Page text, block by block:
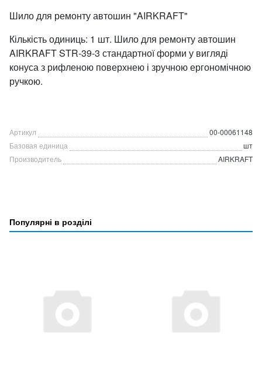
Шило для ремонту автошин "AIRKRAFT"
Кількість одиниць: 1 шт. Шило для ремонту автошин
AIRKRAFT STR-39-3 стандартної форми у вигляді
конуса з рифленою поверхнею і зручною ергономічною
ручкою.
Артикул
00-00061148
Базовая единица
шт
Производитель
AIRKRAFT
Популярні в розділі